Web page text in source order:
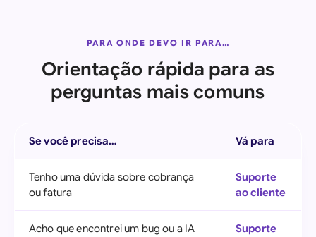
PARA ONDE DEVO IR PARA…
Orientação rápida para as
perguntas mais comuns
Se você precisa… Vá para
Tenho uma dúvida sobre cobrança
ou fatura
Suporte
ao cliente
Acho que encontrei um bug ou a IA
Suporte